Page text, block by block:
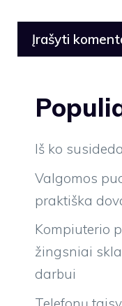
Iš ko
Valgomos
praktiška
Kompiuterio
žingsniai
darbui